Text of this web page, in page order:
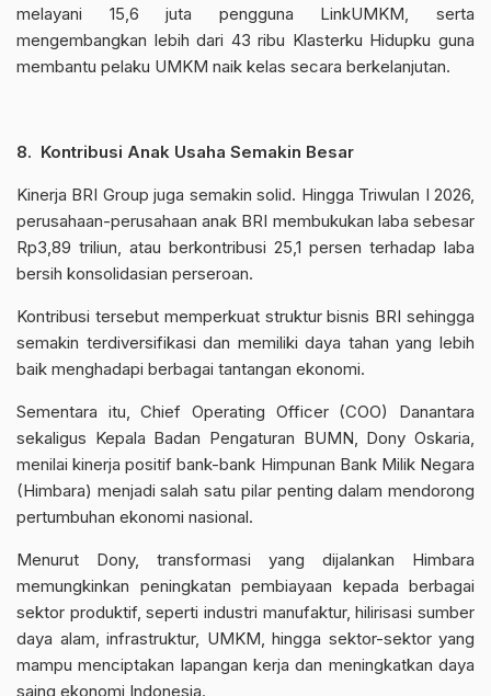
melayani 15,6 juta pengguna LinkUMKM, serta
mengembangkan lebih dari 43 ribu Klasterku Hidupku guna
membantu pelaku UMKM naik kelas secara berkelanjutan.
8. Kontribusi Anak Usaha Semakin Besar
Kinerja BRI Group juga semakin solid. Hingga Triwulan I 2026,
perusahaan-perusahaan anak BRI membukukan laba sebesar
Rp3,89 triliun, atau berkontribusi 25,1 persen terhadap laba
bersih konsolidasian perseroan.
Kontribusi tersebut memperkuat struktur bisnis BRI sehingga
semakin terdiversifikasi dan memiliki daya tahan yang lebih
baik menghadapi berbagai tantangan ekonomi.
Sementara itu, Chief Operating Officer (COO) Danantara
sekaligus Kepala Badan Pengaturan BUMN, Dony Oskaria,
menilai kinerja positif bank-bank Himpunan Bank Milik Negara
(Himbara) menjadi salah satu pilar penting dalam mendorong
pertumbuhan ekonomi nasional.
Menurut Dony, transformasi yang dijalankan Himbara
memungkinkan peningkatan pembiayaan kepada berbagai
sektor produktif, seperti industri manufaktur, hilirisasi sumber
daya alam, infrastruktur, UMKM, hingga sektor-sektor yang
mampu menciptakan lapangan kerja dan meningkatkan daya
saing ekonomi Indonesia.